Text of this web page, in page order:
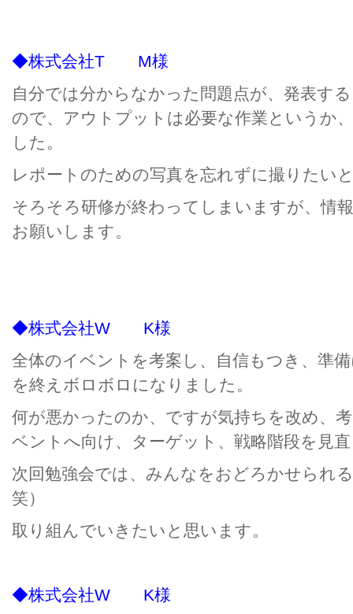
◆株式会社T M様
自分では分からなかった問題点が、発表す
ので、アウトプットは必要な作業というか
した。
レポートのための写真を忘れずに撮りたい
そろそろ研修が終わってしまいますが、情
お願いします。
◆株式会社W K様
全体のイベントを考案し、自信もつき、準
を終えボロボロになりました。
何が悪かったのか、ですが気持ちを改め、
ベントへ向け、ターゲット、戦略階段を見
次回勉強会では、みんなをおどろかせられ
笑）
取り組んでいきたいと思います。
◆株式会社W K様